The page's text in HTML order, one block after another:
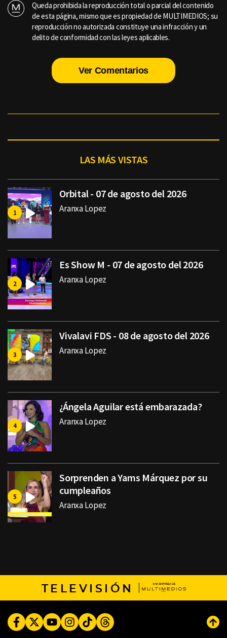
Queda prohibida la reproducción total o parcial del contenido
de esta página, mismo que es propiedad de MULTIMEDIOS; su
reproducción no autorizada constituye una infracción y un
delito de conformidad con las leyes aplicables.
Ver Comentarios
LAS MÁS VISTAS
Orbital - 07 de agosto del 2026
Aranxa Lopez
Es Show M - 07 de agosto del 2026
Aranxa Lopez
Vivalavi FDS - 08 de agosto del 2026
Aranxa Lopez
¿Ángela Aguilar está embarazada?
Aranxa Lopez
Sorprenden a Yams Márquez por su
cumpleaños
Aranxa Lopez
TELEVISIÓN
FacebookTwitterYoutubeInstagram
TikTokThreads